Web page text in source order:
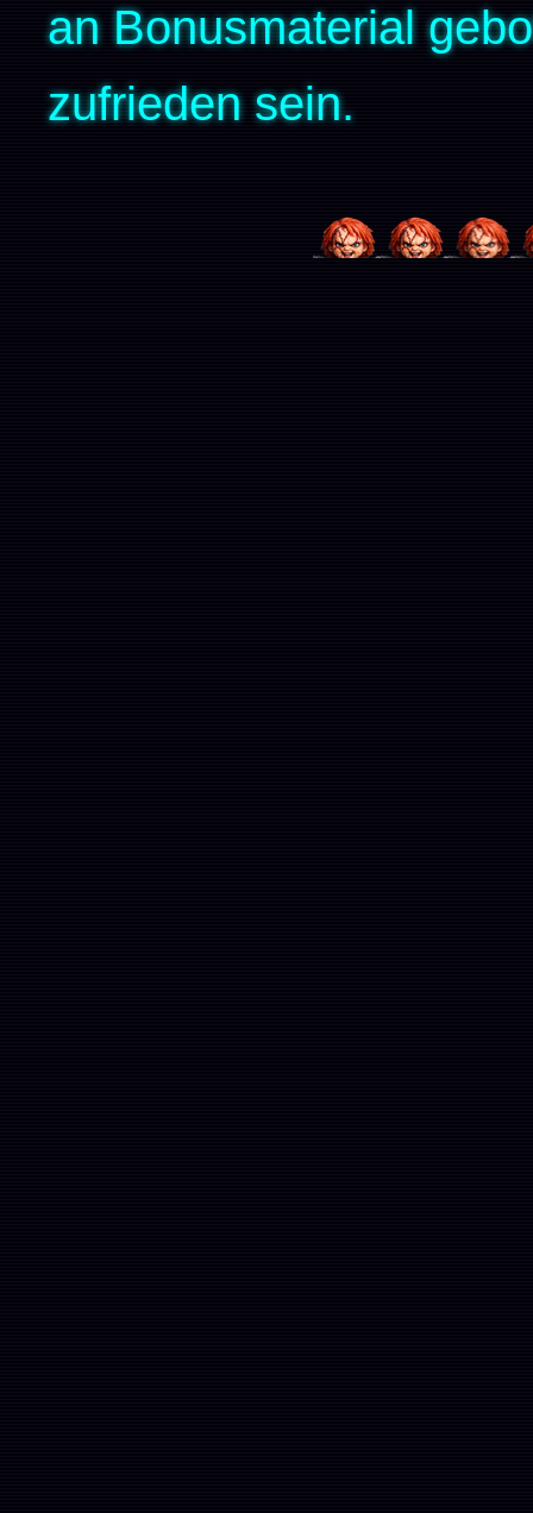
an Bonusmaterial
zufrieden sein.